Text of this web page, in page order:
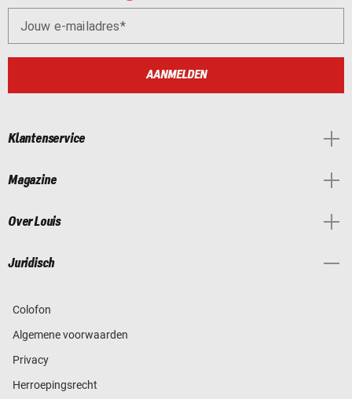
Jouw e-mailadres
AANMELDEN
Klantenservice
Magazine
Over Louis
Juridisch
Colofon
Algemene voorwaarden
Privacy
Herroepingsrecht